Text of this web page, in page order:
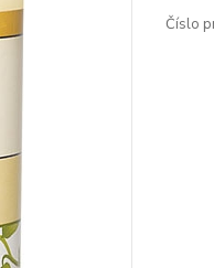
Číslo